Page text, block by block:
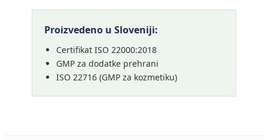
Proizvedeno u Sloveniji:
Certifikat ISO 22000:2018
GMP za dodatke prehrani
ISO 22716 (GMP za kozmetiku)